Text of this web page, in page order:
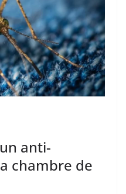
anti-
chambre de